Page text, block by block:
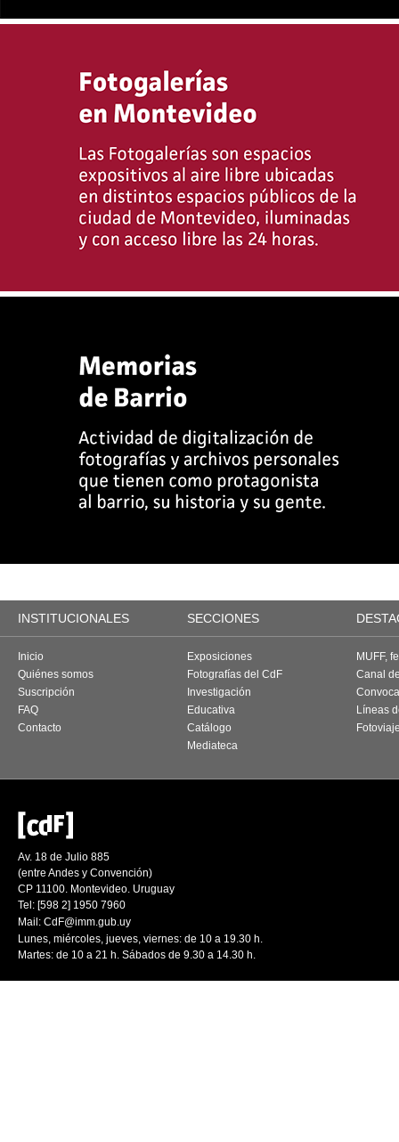
INSTITUCIONALES SECCIONES
Inicio
Quiénes somos
Suscripción
FAQ
Contacto
Exposiciones
Fotografías del CdF
Investigación
Educativa
Catálogo
Mediateca
MUFF,
Canal
Líneas
Av. 18 de Julio 885
(entre Andes y Convención)
CP 11100. Montevideo. Uruguay
Tel: [598 2] 1950 7960
Mail: CdF@imm.gub.uy
Lunes, miércoles, jueves, viernes: de 10 a 19.30 h.
Martes: de 10 a 21 h. Sábados de 9.30 a 14.30 h.